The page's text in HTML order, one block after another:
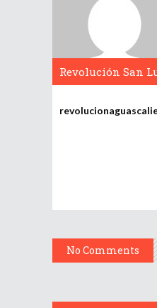
Revolución San
No Comments